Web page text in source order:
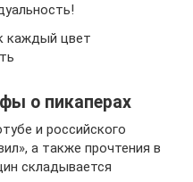
каждый цвет
о пикаперах
и российского
а также прочтения в
складывается